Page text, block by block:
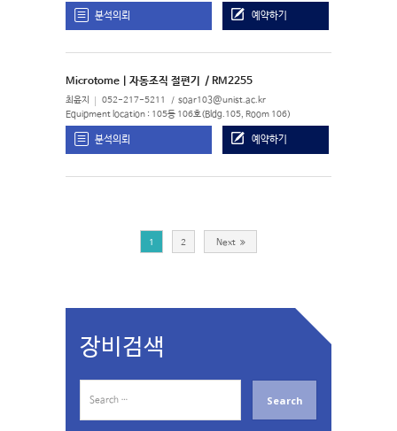
분석의뢰 예약하기
Microtome | 자동조직 절편기 / RM2255
최윤지 052-217-5211 soar103@unist.ac.kr
Equipment location : 105동 106호(Bldg.105, Room 106)
분석의뢰 예약하기
1 2 Next
장비검색
a